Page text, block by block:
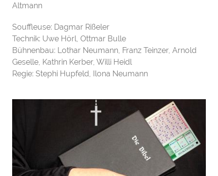
Altmann
Souffleuse: Dagmar Rißeler
Technik: Uwe Hörl, Ottmar Bulle
Bühnenbau: Lothar Neumann, Franz Teinzer, Arnold
Geselle, Kathrin Kerber, Willi Heidl
Regie: Stephi Hupfeld, Ilona Neumann